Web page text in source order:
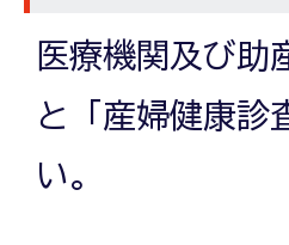
医療機関及び助
と「産婦健康診
い。